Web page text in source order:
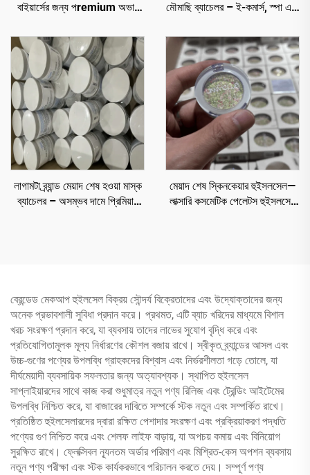
বাইয়ার্সের জন্য পremium অভাব
মৌমাছি ব্যাচেলর – ই-কমার্স, স্পা এবং
ব্র্যান্ড
লাগামটা ব্র্যান্ড মেয়াদ শেষ হওয়া মাস্ক
ব্যাচেলর – অসম্ভব দামে প্রিমিয়াম
মেয়াদ শেষ স্কিনকেয়ার হুইসলসেল—
লাক্সারি কসমেটিক পেলেটস হুইসলসেল
ব্রেন্ডেড মেকআপ হুইলসেল বিক্রয় সৌন্দর্য বিক্রেতাদের এবং উদ্যোক্তাদের জন্য
অনেক প্রভাবশালী সুবিধা প্রদান করে। প্রথমত, এটি ব্যাচ খরিদের মাধ্যমে বিশাল
খরচ সংরক্ষণ প্রদান করে, যা ব্যবসায় তাদের লাভের সুযোগ বৃদ্ধি করে এবং
প্রতিযোগিতামূলক মূল্য নির্ধারণের কৌশল বজায় রাখে। স্বীকৃত ব্র্যান্ডের আসল এবং
উচ্চ-গুণের পণ্যের উপলব্ধি গ্রাহকদের বিশ্বাস এবং নির্ভরশীলতা গড়ে তোলে, যা
দীর্ঘমেয়াদী ব্যবসায়িক সফলতার জন্য অত্যাবশ্যক। স্থাপিত হুইলসেল
সাপ্লাইয়ারদের সাথে কাজ করা শুধুমাত্র নতুন পণ্য রিলিজ এবং ট্রেন্ডিং আইটেমের
উপলব্ধি নিশ্চিত করে, যা বাজারের দাবিতে সম্পর্কে স্টক নতুন এবং সম্পর্কিত রাখে।
প্রতিষ্ঠিত হুইলসেলারদের দ্বারা রক্ষিত পেশাদার সংরক্ষণ এবং প্রক্রিয়াকরণ পদ্ধতি
পণ্যের গুণ নিশ্চিত করে এবং শেলফ লাইফ বাড়ায়, যা অপচয় কমায় এবং বিনিয়োগ
সুরক্ষিত রাখে। ফ্লেক্সিবল ন্যূনতম অর্ডার পরিমাণ এবং মিশ্রিত-কেস অপশন ব্যবসায়
নতুন পণ্য পরীক্ষা এবং স্টক কার্যকরভাবে পরিচালন করতে দেয়। সম্পূর্ণ পণ্য